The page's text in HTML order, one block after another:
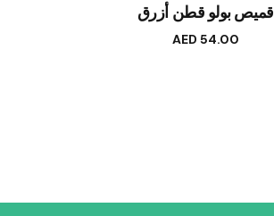
قميص بولو قطن أزرق
AED 54.00